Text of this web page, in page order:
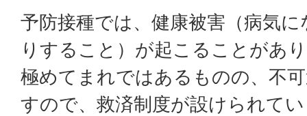
予防接種では、健康被害（病気
りすること）が起こることがあ
極めてまれではあるものの、不
すので、救済制度が設けられて